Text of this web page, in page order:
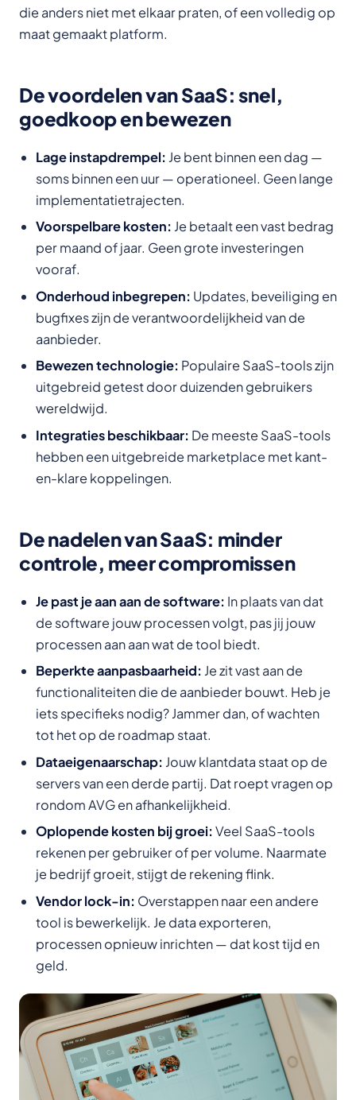
die anders niet met elkaar praten, of een volledig op
maat gemaakt platform.
De voordelen van SaaS: snel,
goedkoop en bewezen
Lage instapdrempel: Je bent binnen een dag —
soms binnen een uur — operationeel. Geen lange
implementatietrajecten.
Voorspelbare kosten: Je betaalt een vast bedrag
per maand of jaar. Geen grote investeringen
vooraf.
Onderhoud inbegrepen: Updates, beveiliging en
bugfixes zijn de verantwoordelijkheid van de
aanbieder.
Bewezen technologie: Populaire SaaS-tools zijn
uitgebreid getest door duizenden gebruikers
wereldwijd.
Integraties beschikbaar: De meeste SaaS-tools
hebben een uitgebreide marketplace met kant-
en-klare koppelingen.
De nadelen van SaaS: minder
controle, meer compromissen
Je past je aan aan de software: In plaats van dat
de software jouw processen volgt, pas jij jouw
processen aan aan wat de tool biedt.
Beperkte aanpasbaarheid: Je zit vast aan de
functionaliteiten die de aanbieder bouwt. Heb je
iets specifieks nodig? Jammer dan, of wachten
tot het op de roadmap staat.
Dataeigenaarschap: Jouw klantdata staat op de
servers van een derde partij. Dat roept vragen op
rondom AVG en afhankelijkheid.
Oplopende kosten bij groei:Veel SaaS-tools
rekenen per gebruiker of per volume. Naarmate
je bedrijf groeit, stijgt de rekening flink.
Vendor lock-in: Overstappen naar een andere
tool is bewerkelijk. Je data exporteren,
processen opnieuw inrichten — dat kost tijd en
geld.